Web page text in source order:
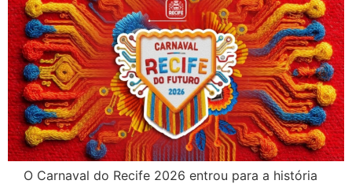
O Carnaval do Recife 2026 entrou para a história